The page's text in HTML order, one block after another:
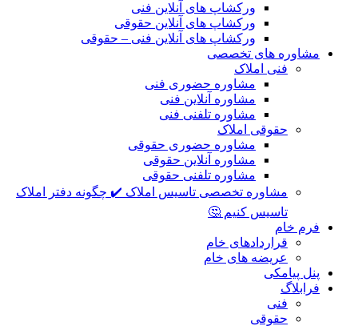
ورکشاپ های آنلاین فنی
ورکشاپ های آنلاین حقوقی
ورکشاپ های آنلاین فنی – حقوقی
مشاوره های تخصصی
فنی املاک
مشاوره حضوری فنی
مشاوره آنلاین فنی
مشاوره تلفنی فنی
حقوقی املاک
مشاوره حضوری حقوقی
مشاوره آنلاین حقوقی
مشاوره تلفنی حقوقی
مشاوره تخصصی تاسیس املاک ✔️ چگونه دفتر املاک
تاسیس کنیم 🤔
فرم خام
قراردادهای خام
عریضه های خام
پنل پیامکی
فرابلاگ
فنی
حقوقی